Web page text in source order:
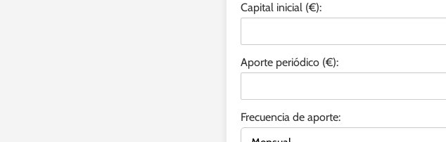
Capital inicial (€):
Aporte periódico (€):
Frecuencia de aporte: